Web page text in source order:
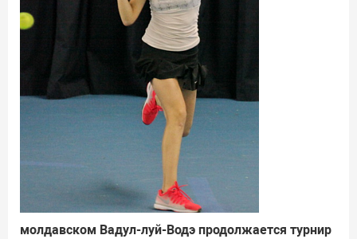
молдавском Вадул-луй-Водэ продолжается турнир